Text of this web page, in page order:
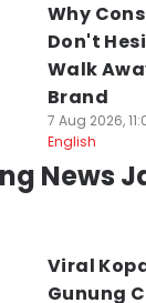
Why
Don't
Walk
Brand
7 Aug 2026,
English
News
Viral
Gunung